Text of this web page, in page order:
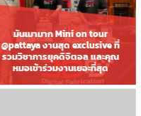
มันเมามาก Mini on tour
@pattaya งานสุด exclusive ที่
รวมวิชาการยุคดิจิตอล และคุณ
หมอเข้าร่วมงานเยอะที่สุด